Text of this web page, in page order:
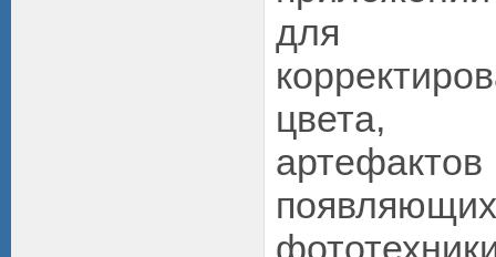
для
цвета,